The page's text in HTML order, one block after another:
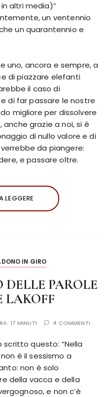
altri media)”
un ventennio
un quarantennio e
uno, ancora e sempre, a
di piazzare elefanti
il caso di
di far passare le nostre
migliore per dissolvere
grazie a noi, si è
di nullo valore e di
da piangere:
e passare oltre.
LEGGERE
IN GIRO
DELLE PAROLE
LAKOFF
17 MINUTI 4 COMMENTI
scritto questo: “Nella
è il sessismo a
non è solo
della vacca e della
e non c’è